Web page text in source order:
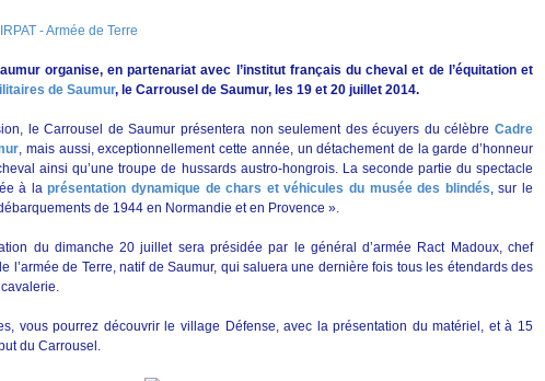
- Armée de Terre
organise, en partenariat avec l’institut français du cheval et de l’équitation et
de Saumur, le Carrousel de Saumur, les 19 et 20 juillet 2014.
le Carrousel de Saumur présentera non seulement des écuyers du célèbre Cadre
, mais aussi, exceptionnellement cette année, un détachement de la garde d’honneur
ainsi qu’une troupe de hussards austro-hongrois. La seconde partie du spectacle
à laprésentation dynamique de chars et véhicules du musée des blindés, sur le
de 1944 en Normandie et en Provence ».
du dimanche 20 juillet sera présidée par le général d’armée Ract Madoux, chef
l’armée de Terre, natif de Saumur, qui saluera une dernière fois tous les étendards des
vous pourrez découvrir le village Défense, avec la présentation du matériel, et à 15
du Carrousel.